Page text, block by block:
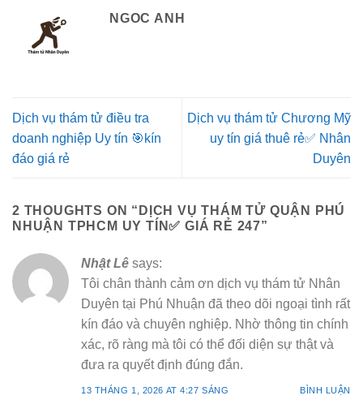
NGOC ANH
Dịch vụ thám tử điều tra
doanh nghiệp Uy tín 🎯kín
đáo giá rẻ
Dịch vụ thám tử Chương Mỹ
uy tín giá thuê rẻ✅ Nhân
Duyên
2 THOUGHTS ON “ DỊCH VỤ THÁM TỬ QUẬN PHÚ
NHUẬN TPHCM UY TÍN✅ GIÁ RẺ 247”
Nhật Lê says:
Tôi chân thành cảm ơn dịch vụ thám tử Nhân
Duyên tại Phú Nhuận đã theo dõi ngoại tình rất
kín đáo và chuyên nghiệp. Nhờ thông tin chính
xác, rõ ràng mà tôi có thể đối diện sự thật và
đưa ra quyết định đúng đắn.
13 THÁNG 1, 2026 AT 4:27 SÁNG BÌNH LUẬN